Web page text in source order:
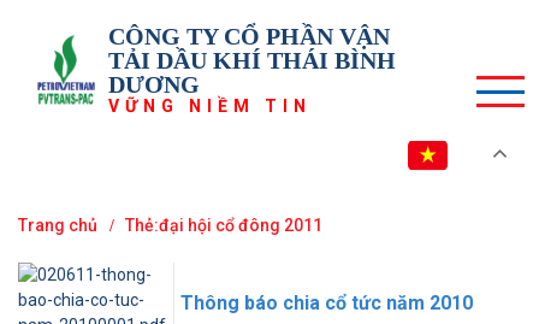
CÔNG TY CỔ PHẦN VẬN
TẢI DẦU KHÍ THÁI BÌNH
DƯƠNG
VỮNG NIỀM TIN
Trang chủ Thẻ:đại hội cổ đông 2011
Thông báo chia cổ tức năm 2010